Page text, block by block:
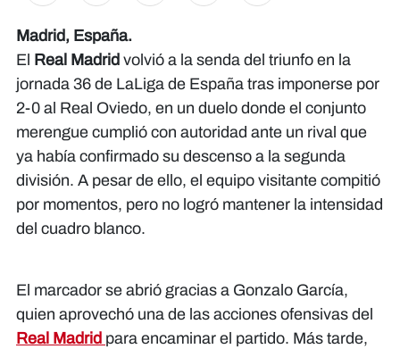
Madrid, España.
El Real Madrid volvió a la senda del triunfo en la
jornada 36 de LaLiga de España tras imponerse por
2-0 al Real Oviedo, en un duelo donde el conjunto
merengue cumplió con autoridad ante un rival que
ya había confirmado su descenso a la segunda
división. A pesar de ello, el equipo visitante compitió
por momentos, pero no logró mantener la intensidad
del cuadro blanco.
El marcador se abrió gracias a Gonzalo García,
quien aprovechó una de las acciones ofensivas del
Real Madrid para encaminar el partido. Más tarde,